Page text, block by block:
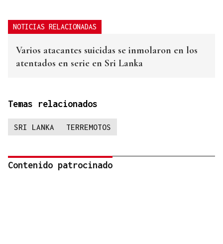
NOTICIAS RELACIONADAS
Varios atacantes suicidas se inmolaron en los
atentados en serie en Sri Lanka
Temas relacionados
SRI LANKA TERREMOTOS
Contenido patrocinado